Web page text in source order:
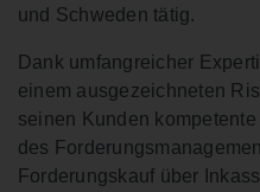
und Schweden tätig.
Dank umfangreicher
einem ausgezeichneten
seinen Kunden
des
Forderungskauf über